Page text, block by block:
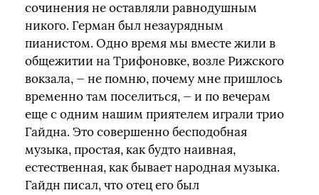
сочинения не оставляли равнодушным
никого. Герман был незаурядным
пианистом. Одно время мы вместе жили в
общежитии на Трифоновке, возле Рижского
вокзала, — не помню, почему мне пришлось
временно там поселиться, — и по вечерам
еще с одним нашим приятелем играли трио
Гайдна. Это совершенно бесподобная
музыка, простая, как будто наивная,
естественная, как бывает народная музыка.
Гайдн писал, что отец его был